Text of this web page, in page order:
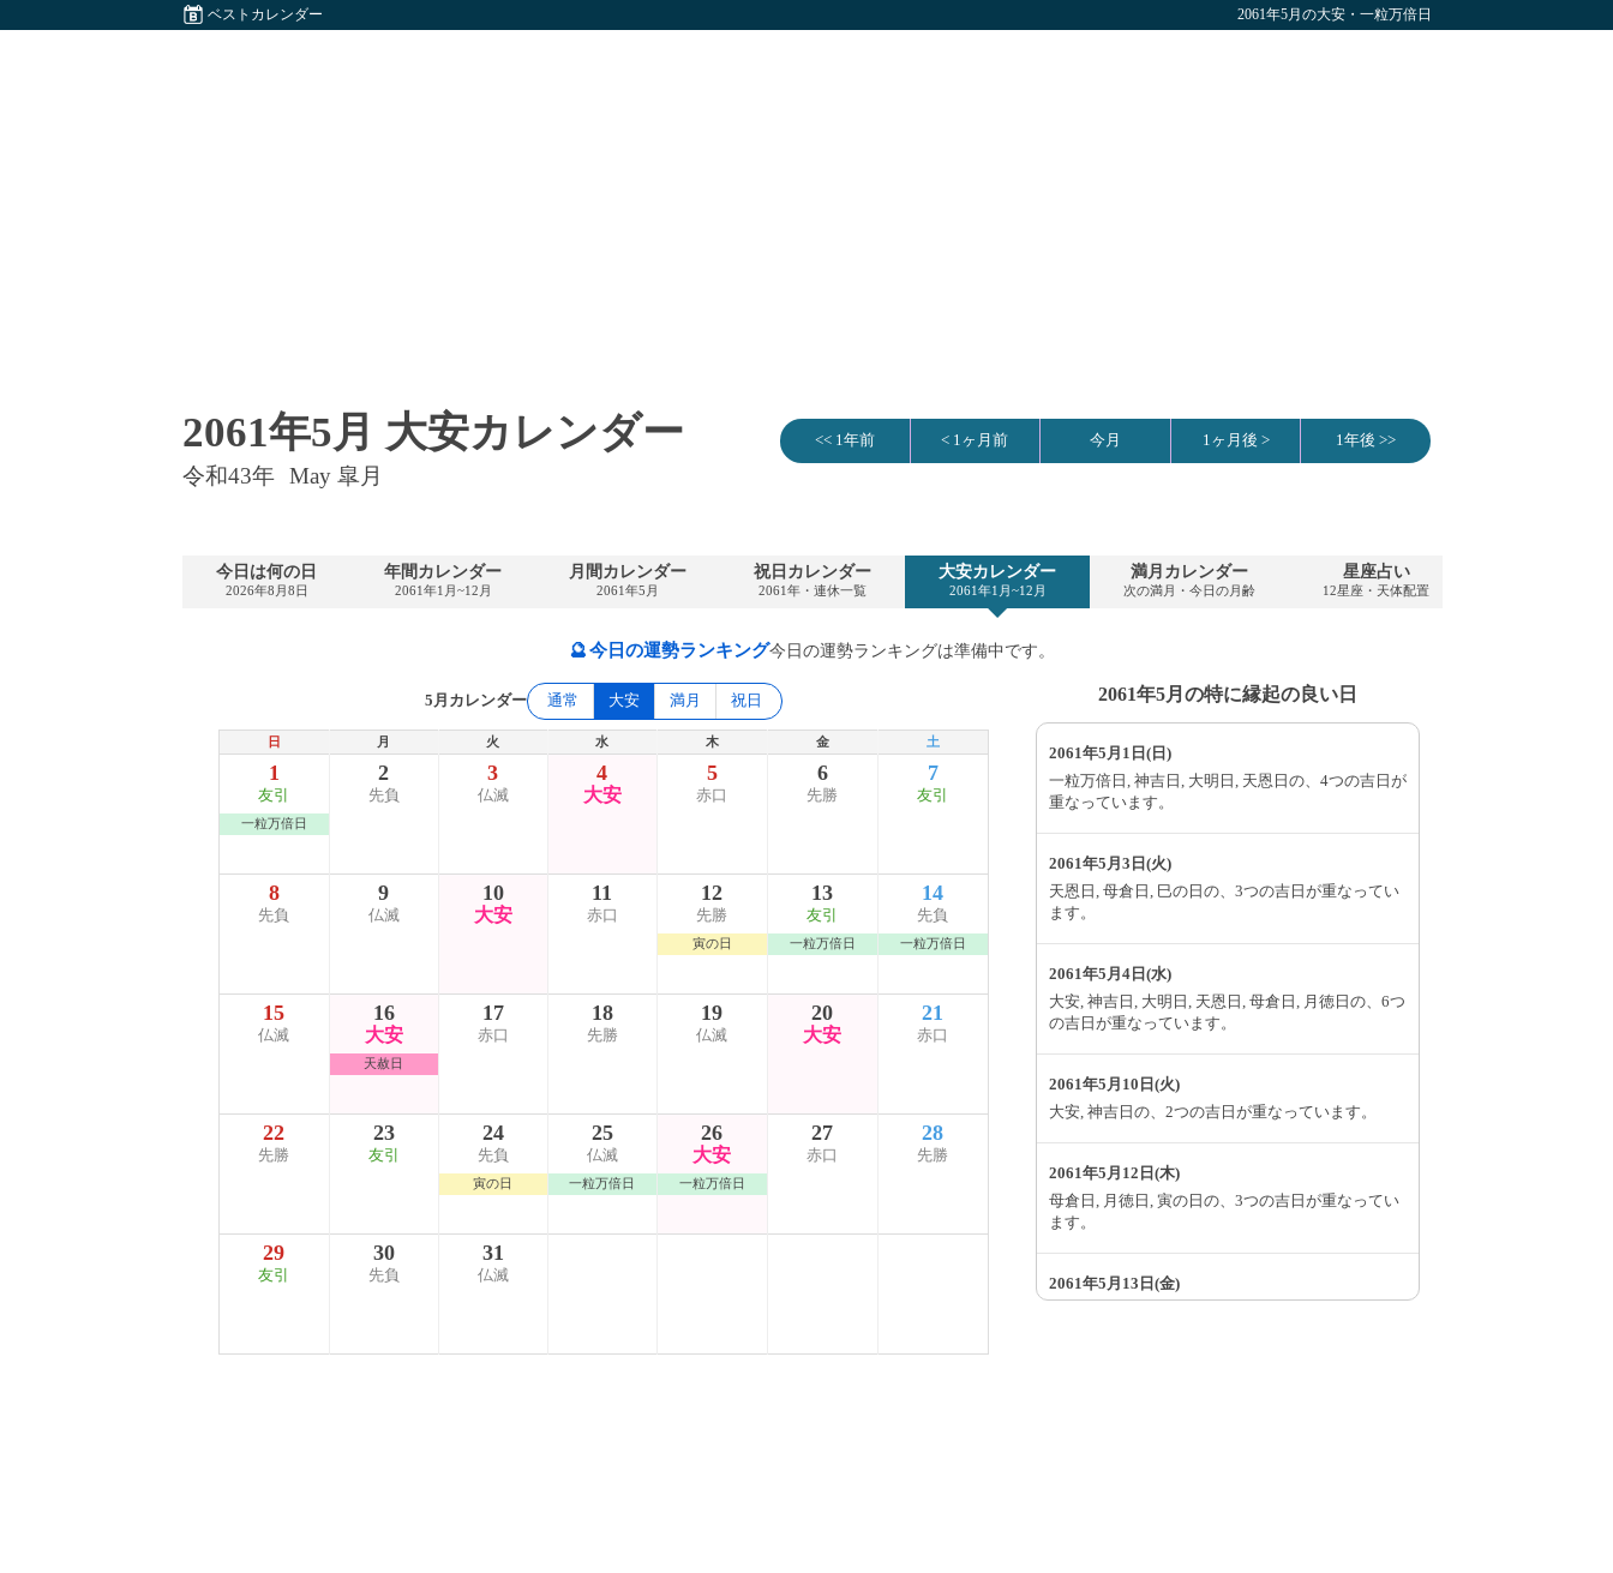
ベストカレンダー 2061年5月の大安・一粒万倍日
2061年5月 大安カレンダー
令和43年 May 皐月
<< 1年前 < 1ヶ月前 今月 1ヶ月後 > 1年後 >>
今日は何の日
2026年8月8日
年間カレンダー
2061年1月~12月
月間カレンダー
2061年5月
祝日カレンダー
2061年・連休一覧
大安カレンダー
2061年1月~12月
満月カレンダー
次の満月・今日の月齢
星座占い
12星座・天体配置
🔮今日の運勢ランキング今日の運勢ランキングは準備中です。
5月カレンダー 通常 大安 満月 祝日
日 月 火 水 木 金 土
1
友引
一粒万倍日
2
先負
3
仏滅
4
大安
5
赤口
6
先勝
7
友引
8
先負
9
仏滅
10
大安
11
赤口
12
先勝
寅の日
13
友引
一粒万倍日
14
先負
一粒万倍日
15
仏滅
16
大安
天赦日
17
赤口
18
先勝
19
仏滅
20
大安
21
赤口
22
先勝
23
友引
24
先負
寅の日
25
仏滅
一粒万倍日
26
大安
一粒万倍日
27
赤口
28
先勝
29
友引
30
先負
31
仏滅
2061年5月の特に縁起の良い日
2061年5月1日(日)
一粒万倍日, 神吉日, 大明日, 天恩日の、4つの吉日が
重なっています。
2061年5月3日(火)
天恩日, 母倉日, 巳の日の、3つの吉日が重なってい
ます。
2061年5月4日(水)
大安, 神吉日, 大明日, 天恩日, 母倉日, 月徳日の、6つ
の吉日が重なっています。
2061年5月10日(火)
大安, 神吉日の、2つの吉日が重なっています。
2061年5月12日(木)
母倉日, 月徳日, 寅の日の、3つの吉日が重なってい
ます。
2061年5月13日(金)